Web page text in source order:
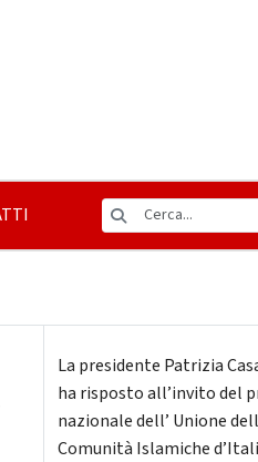
La presidente Patrizia
ha risposto all’invito del
nazionale dell’ Unione
Comunità Islamiche